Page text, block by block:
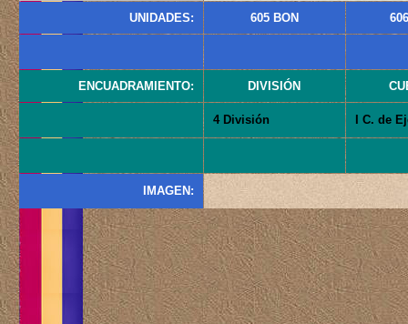
UNIDADES: 605 BON
ENCUADRAMIENTO: DIVISIÓN
4 División I C. de
IMAGEN: